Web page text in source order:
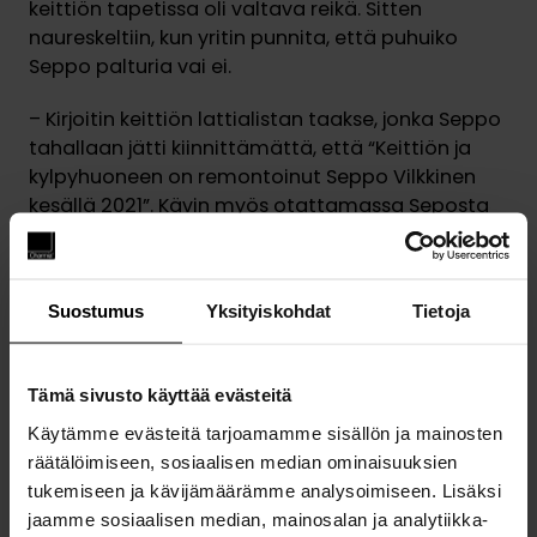
Suostumus Yksityiskohdat Tietoja
Tämä sivusto käyttää evästeitä
Käytämme evästeitä tarjoamamme sisällön ja mainosten
räätälöimiseen, sosiaalisen median ominaisuuksien
tukemiseen ja kävijämäärämme analysoimiseen. Lisäksi
jaamme sosiaalisen median, mainosalan ja analytiikka-
keittiön tapetissa oli valtava reikä. Sitten
naureskeltiin, kun yritin punnita, että puhuiko
Seppo palturia vai ei.
– Kirjoitin keittiön lattialistan taakse, jonka Seppo
tahallaan jätti kiinnittämättä, että “Keittiön ja
kylpyhuoneen on remontoinut Seppo Vilkkinen
kesällä 2021”. Kävin myös otattamassa Seposta
muistoksi tatuoinnin, jossa on vanhanliiton
timpurin vasara. Halusin näin kunnioittaa hänen